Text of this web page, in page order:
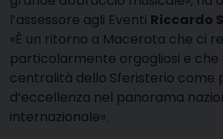
l’assessore agli Eventi Riccardo
«È un ritorno a Macerata che ci
particolarmente orgogliosi e
centralità dello Sferisterio come
d’eccellenza nel panorama
internazionale».